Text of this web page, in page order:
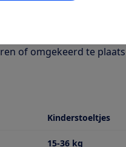
van ongeveer 4
puntsgordel en heeft
zitje kantelt in
of omgekeerd te
Kinderstoeltjes
voor Geschikt voor
15-36 kg